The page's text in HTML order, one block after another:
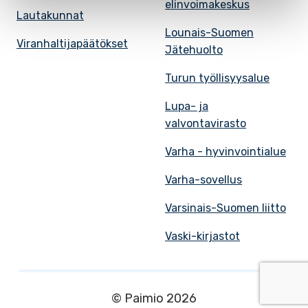
Lautakunnat
Viranhaltijapäätökset
elinvoimakeskus
Lounais-Suomen
Jätehuolto
Turun työllisyysalue
Lupa- ja
valvontavirasto
Varha - hyvinvointialue
Varha-sovellus
Varsinais-Suomen liitto
Vaski-kirjastot
© Paimio 2026